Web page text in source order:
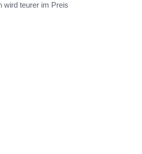
wird teurer im Preis